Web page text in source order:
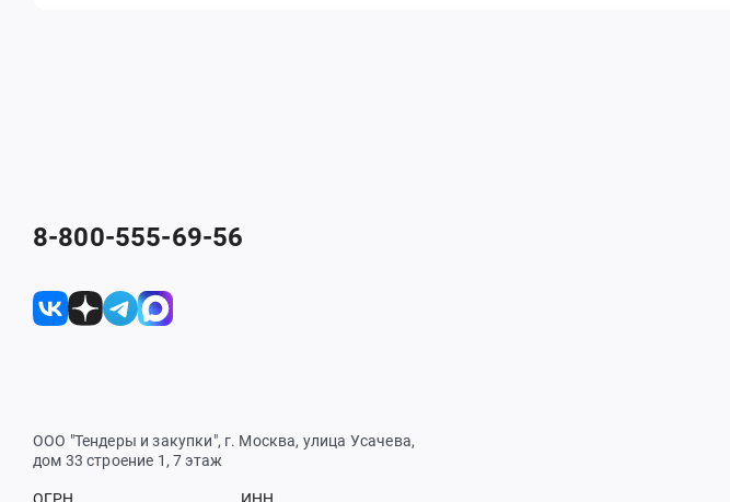
8-800-555-69-56
ООО "Тендеры и закупки", г. Москва, улица Усачева,
дом 33 строение 1, 7 этаж